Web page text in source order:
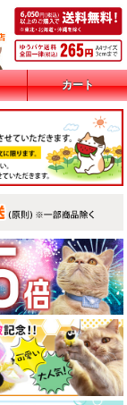
カート